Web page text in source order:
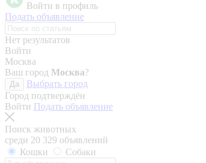
Войти в профиль
Подать объявление
Нет результатов
Войти
Москва
Ваш город Москва?
Да
Выбрать город
Город подтверждён
Войти Подать объявление
Поиск животных
среди 20 329 объявлений
Кошки
Собаки